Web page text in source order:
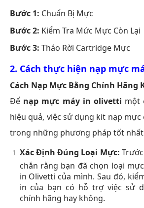
Bước 1: Chuẩn Bị Mực
Bước 2: Kiểm Tra Mức Mực Còn Lại
Bước 3: Tháo Rời Cartridge Mực
2. Cách thực hiện nạp mực
Cách Nạp Mực Bằng Chính Hãng
Để nạp mực máy in olivetti một
hiệu quả, việc sử dụng kit nạp
trong những phương pháp tốt
Xác Định Đúng Loại Mực:
chắn rằng bạn đã chọn loại
in Olivetti của mình. Sau đó,
in của bạn có hỗ trợ việc sử
chính hãng hay không.